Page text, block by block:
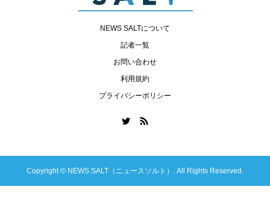
NEWS SALTについて
記者一覧
お問い合わせ
利用規約
プライバシーポリシー
Copyright © NEWS SALT（ニュースソルト）. All Rights Reserved.